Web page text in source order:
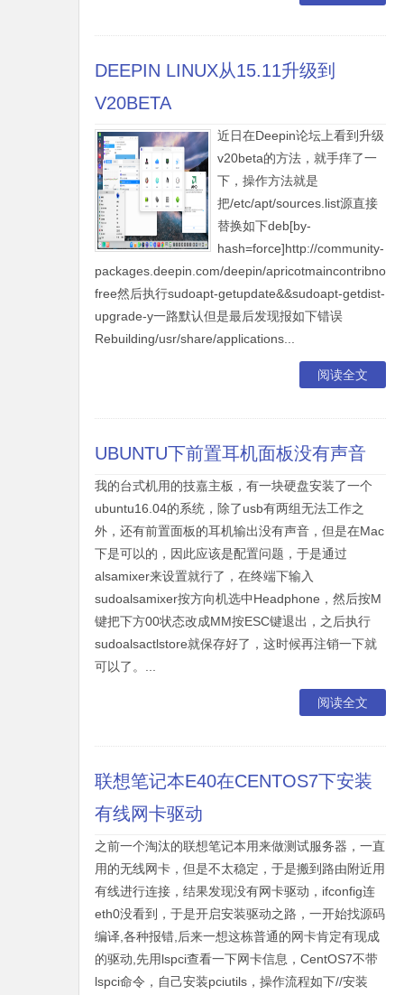
DEEPIN LINUX从15.11升级到
V20BETA
近日在Deepin论坛上看到升级
v20beta的方法，就手痒了一
下，操作方法就是
把/etc/apt/sources.list源直接
替换如下deb[by-
hash=force]http://community-
packages.deepin.com/deepin/apricotmaincontribnon-
free然后执行sudoapt-getupdate&&sudoapt-getdist-
upgrade-y一路默认但是最后发现报如下错误
Rebuilding/usr/share/applications...
阅读全文
UBUNTU下前置耳机面板没有声音
我的台式机用的技嘉主板，有一块硬盘安装了一个
ubuntu16.04的系统，除了usb有两组无法工作之
外，还有前置面板的耳机输出没有声音，但是在Mac
下是可以的，因此应该是配置问题，于是通过
alsamixer来设置就行了，在终端下输入
sudoalsamixer按方向机选中Headphone，然后按M
键把下方00状态改成MM按ESC键退出，之后执行
sudoalsactlstore就保存好了，这时候再注销一下就
可以了。...
阅读全文
联想笔记本E40在CENTOS7下安装
有线网卡驱动
之前一个淘汰的联想笔记本用来做测试服务器，一直
用的无线网卡，但是不太稳定，于是搬到路由附近用
有线进行连接，结果发现没有网卡驱动，ifconfig连
eth0没看到，于是开启安装驱动之路，一开始找源码
编译,各种报错,后来一想这栋普通的网卡肯定有现成
的驱动,先用lspci查看一下网卡信息，CentOS7不带
lspci命令，自己安装pciutils，操作流程如下//安装